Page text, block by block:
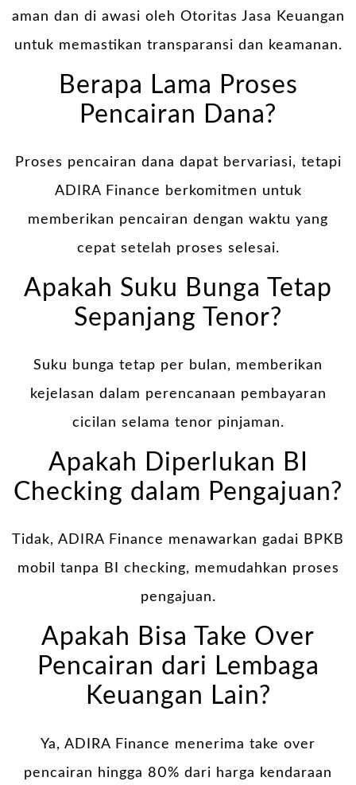
aman dan di awasi oleh Otoritas Jasa Keuangan
untuk memastikan transparansi dan keamanan.
Berapa Lama Proses
Pencairan Dana?
Proses pencairan dana dapat bervariasi, tetapi
ADIRA Finance berkomitmen untuk
memberikan pencairan dengan waktu yang
cepat setelah proses selesai.
Apakah Suku Bunga Tetap
Sepanjang Tenor?
Suku bunga tetap per bulan, memberikan
kejelasan dalam perencanaan pembayaran
cicilan selama tenor pinjaman.
Apakah Diperlukan BI
Checking dalam Pengajuan?
Tidak, ADIRA Finance menawarkan gadai BPKB
mobil tanpa BI checking, memudahkan proses
pengajuan.
Apakah Bisa Take Over
Pencairan dari Lembaga
Keuangan Lain?
Ya, ADIRA Finance menerima take over
pencairan hingga 80% dari harga kendaraan